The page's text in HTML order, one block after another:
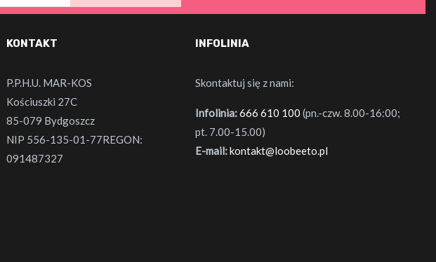
KONTAKT
P.P.H.U. MAR-KOS
Kościuszki 27C
85-079 Bydgoszcz
NIP 556-135-01-77REGON:
091487327
INFOLINIA
Skontaktuj się z nami:
Infolinia:666 610 100 (pn.-czw. 8.00-16:00;
pt. 7.00-15.00)
E-mail:kontakt@loobeeto.pl